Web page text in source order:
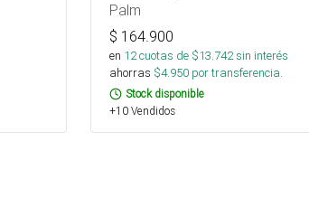
Palm
$ 164.900
en 12cuotas de $13.742sin interés
ahorras $4.950 por transferencia.
Stock disponible
+10 Vendidos